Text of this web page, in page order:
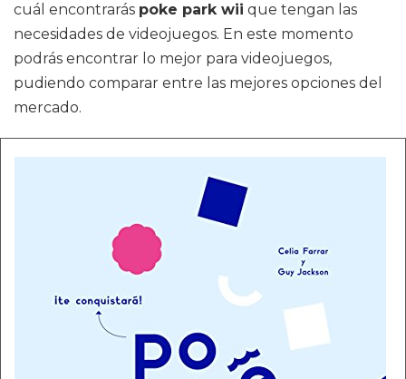
cuál encontrarás poke park wii que tengan las
necesidades de videojuegos. En este momento
podrás encontrar lo mejor para videojuegos,
pudiendo comparar entre las mejores opciones del
mercado.